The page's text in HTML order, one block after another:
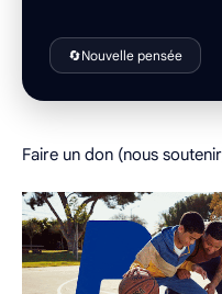
🔄Nouvelle pensée
Faire un don (nous